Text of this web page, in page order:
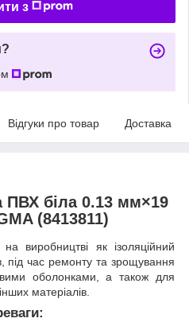
з
Відгуки про товар Доставка
ПВХ біла 0.13 мм×19
(8413811)
виробництві як ізоляційний
під час ремонту та зрощування
оболонками, а також для
матеріалів.